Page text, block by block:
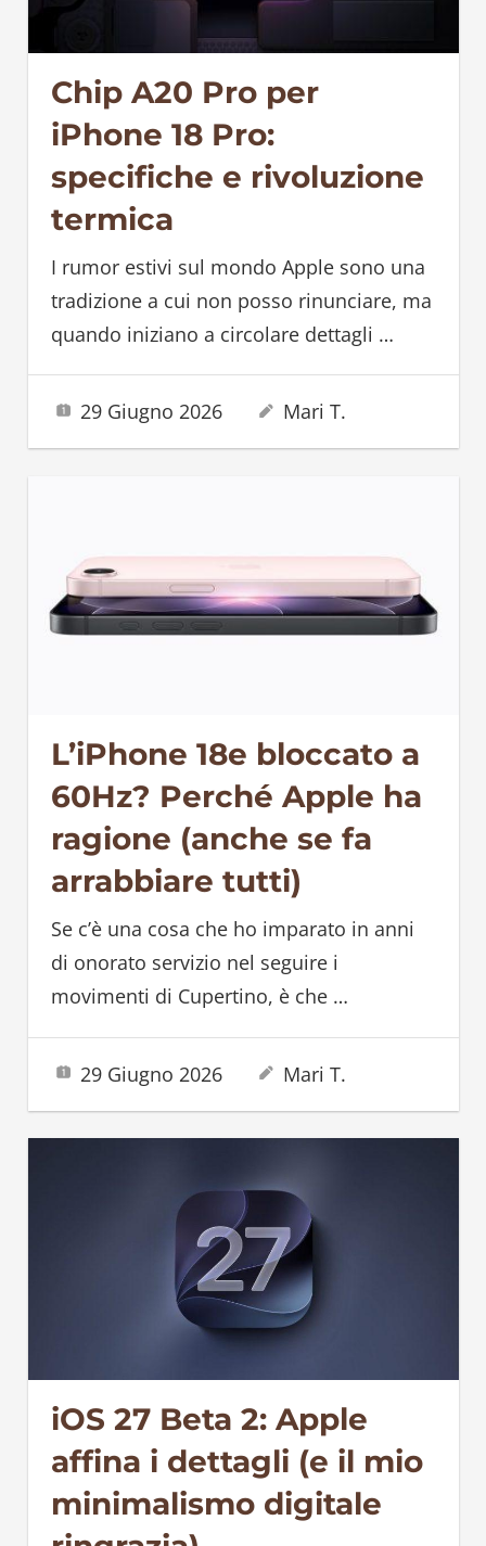
Chip A20 Pro per
iPhone 18 Pro:
specifiche e rivoluzione
termica
I rumor estivi sul mondo Apple sono una
tradizione a cui non posso rinunciare, ma
quando iniziano a circolare dettagli …
29 Giugno 2026 Mari T.
L’iPhone 18e bloccato a
60Hz? Perché Apple ha
ragione (anche se fa
arrabbiare tutti)
Se c’è una cosa che ho imparato in anni
di onorato servizio nel seguire i
movimenti di Cupertino, è che …
29 Giugno 2026 Mari T.
iOS 27 Beta 2: Apple
affina i dettagli (e il mio
minimalismo digitale